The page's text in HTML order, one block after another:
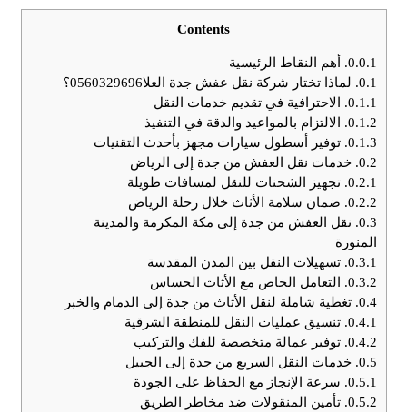
Contents
0.0.1. أهم النقاط الرئيسية
0.1. لماذا تختار شركة نقل عفش جدة العلا0560329696؟
0.1.1. الاحترافية في تقديم خدمات النقل
0.1.2. الالتزام بالمواعيد والدقة في التنفيذ
0.1.3. توفير أسطول سيارات مجهز بأحدث التقنيات
0.2. خدمات نقل العفش من جدة إلى الرياض
0.2.1. تجهيز الشحنات للنقل لمسافات طويلة
0.2.2. ضمان سلامة الأثاث خلال رحلة الرياض
0.3. نقل العفش من جدة إلى مكة المكرمة والمدينة
المنورة
0.3.1. تسهيلات النقل بين المدن المقدسة
0.3.2. التعامل الخاص مع الأثاث الحساس
0.4. تغطية شاملة لنقل الأثاث من جدة إلى الدمام والخبر
0.4.1. تنسيق عمليات النقل للمنطقة الشرقية
0.4.2. توفير عمالة متخصصة للفك والتركيب
0.5. خدمات النقل السريع من جدة إلى الجبيل
0.5.1. سرعة الإنجاز مع الحفاظ على الجودة
0.5.2. تأمين المنقولات ضد مخاطر الطريق